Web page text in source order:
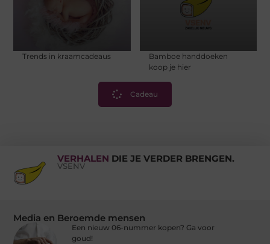
Trends in kraamcadeaus
Bamboe handdoeken
koop je hier
Cadeau
VERHALEN DIE JE VERDER BRENGEN.
VSENV
Media en Beroemde mensen
Een nieuw 06-nummer kopen? Ga voor
goud!